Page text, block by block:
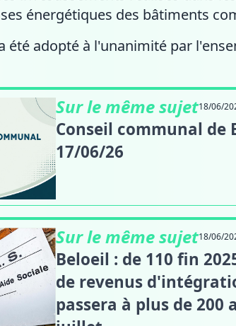
énergétiques des bâtiments
été adopté à l'unanimité par
Sur le même sujet18/06/
Conseil communal de
17/06/26
Sur le même sujet18/06/
Beloeil : de 110 fin
de revenus
passera à plus de 200